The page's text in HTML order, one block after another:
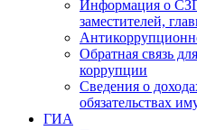
Информация о
заместителей,
Обратная связь
коррупции
Сведения о
обязательствах
ГИА